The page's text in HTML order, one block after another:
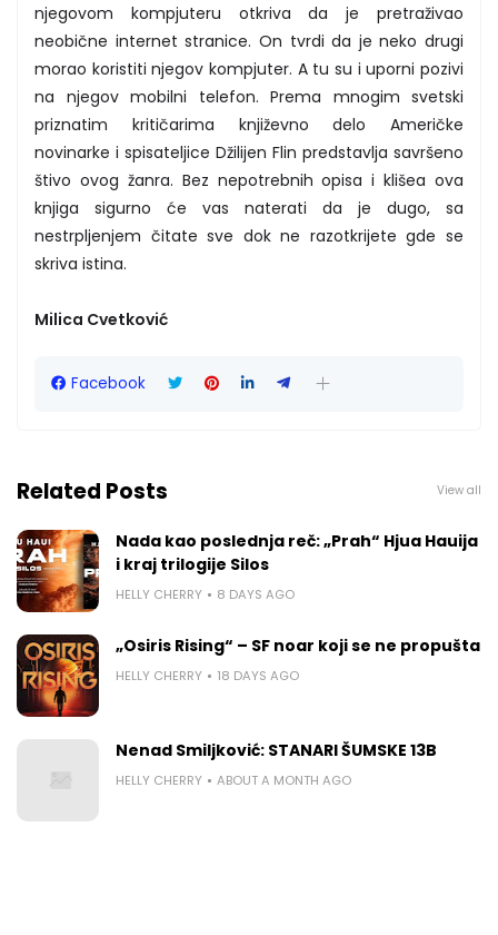
njegovom kompjuteru otkriva da je pretraživao
neobične internet stranice. On tvrdi da je neko drugi
morao koristiti njegov kompjuter. A tu su i uporni pozivi
na njegov mobilni telefon. Prema mnogim svetski
priznatim kritičarima književno delo Američke
novinarke i spisateljice Džilijen Flin predstavlja savršeno
štivo ovog žanra. Bez nepotrebnih opisa i klišea ova
knjiga sigurno će vas naterati da je dugo, sa
nestrpljenjem čitate sve dok ne razotkrijete gde se
skriva istina.
Milica Cvetković
Facebook
Related Posts View all
Nada kao poslednja reč: „Prah“ Hjua Hauija
i kraj trilogije Silos
HELLY CHERRY 8 DAYS AGO
„Osiris Rising“ – SF noar koji se ne propušta
HELLY CHERRY 18 DAYS AGO
Nenad Smiljković: STANARI ŠUMSKE 13B
HELLY CHERRY ABOUT A MONTH AGO